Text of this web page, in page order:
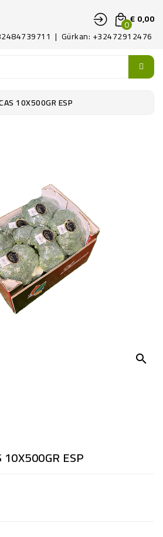
0€ 0,00
| Gürkan: +32472912476
10X500GR ESP
search
10X500GR ESP